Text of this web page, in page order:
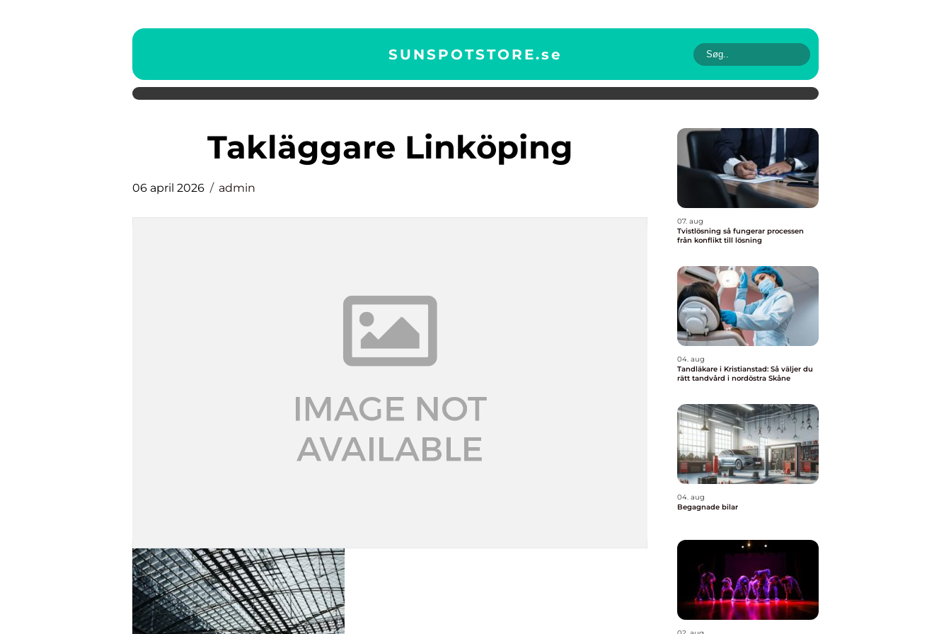
SUNSPOTSTORE.se
Takläggare Linköping
06 april 2026 admin
07. aug
Tvistlösning så fungerar processen
från konflikt till lösning
04. aug
Tandläkare i Kristianstad: Så väljer du
rätt tandvård i nordöstra Skåne
04. aug
Begagnade bilar